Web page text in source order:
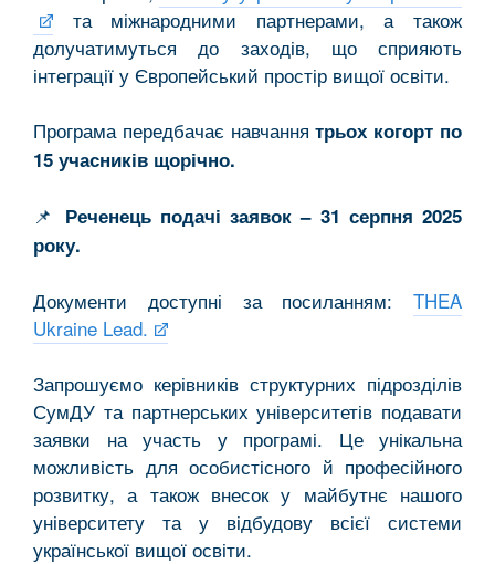
та міжнародними партнерами, а також
долучатимуться до заходів, що сприяють
інтеграції у Європейський простір вищої освіти.
Програма передбачає навчаннятрьох когорт по
15 учасників щорічно.
📌 Реченець подачі заявок – 31 серпня 2025
року.
Документи доступні за посиланням: THEA
Ukraine Lead.
Запрошуємо керівників структурних підрозділів
СумДУ та партнерських університетів подавати
заявки на участь у програмі. Це унікальна
можливість для особистісного й професійного
розвитку, а також внесок у майбутнє нашого
університету та у відбудову всієї системи
української вищої освіти.